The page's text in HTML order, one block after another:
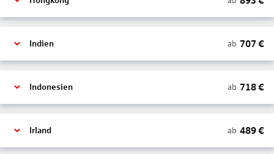
Indien ab 707 €
Indonesien ab 718€
Irland ab 489€